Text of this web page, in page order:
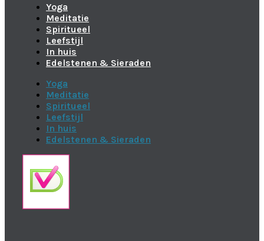
Yoga
Meditatie
Spiritueel
Leefstijl
In huis
Edelstenen & Sieraden
Yoga
Meditatie
Spiritueel
Leefstijl
In huis
Edelstenen & Sieraden